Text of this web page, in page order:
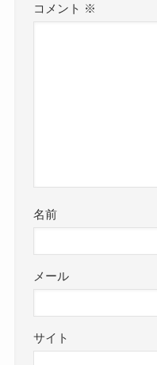
コメント ※
名前
メール
サイト